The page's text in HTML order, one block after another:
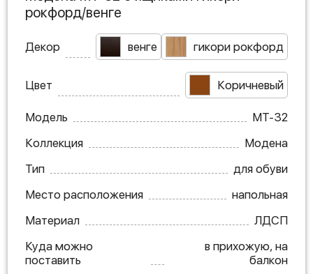
рокфорд/венге
Декор венге гикори рокфорд
Цвет Коричневый
Модель
МТ-32
Коллекция
Модена
Тип
для обуви
Место расположения
напольная
Материал
ЛДСП
Куда можно
поставить
в прихожую, на
балкон